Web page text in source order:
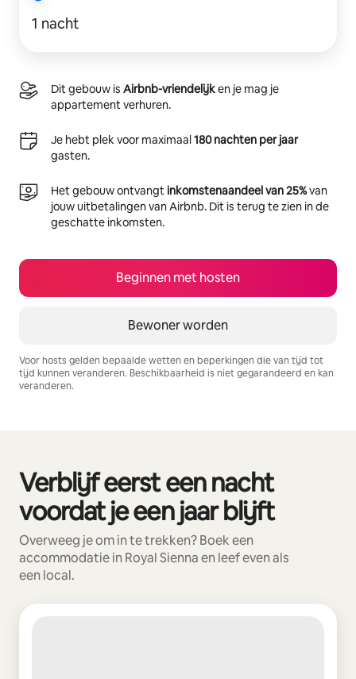
1 nacht
Dit gebouw is Airbnb-vriendelijken je mag je
appartement verhuren.
Je hebt plek voor maximaal180 nachten per jaar
gasten.
Het gebouw ontvangtinkomstenaandeel van 25%van
jouw uitbetalingen van Airbnb. Dit is terug te zien in de
geschatte inkomsten.
Beginnen met hosten
Bewoner worden
Voor hosts gelden bepaalde wetten en beperkingen die van tijd tot
tijd kunnen veranderen. Beschikbaarheid is niet gegarandeerd en kan
veranderen.
Verblijf eerst een nacht
voordat je een jaar blijft
Overweeg je om in te trekken? Boek een
accommodatie in Royal Sienna en leef even als
een local.
0 van 0 items weergegeven